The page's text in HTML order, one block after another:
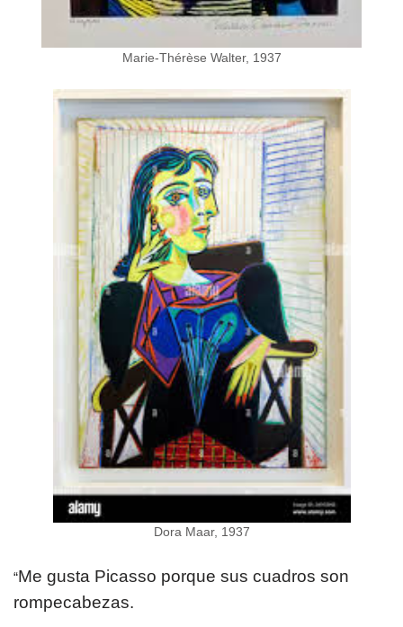
Marie-Thérèse Walter, 1937
Dora Maar, 1937
“Me gusta Picasso porque sus cuadros son
rompecabezas.